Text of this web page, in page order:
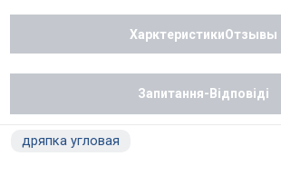
ХарктеристикиОтзывы
Запитання-Відповіді
дряпка угловая